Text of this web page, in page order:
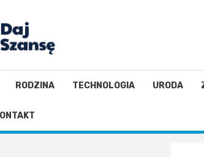
RODZINA TECHNOLOGIA URODA